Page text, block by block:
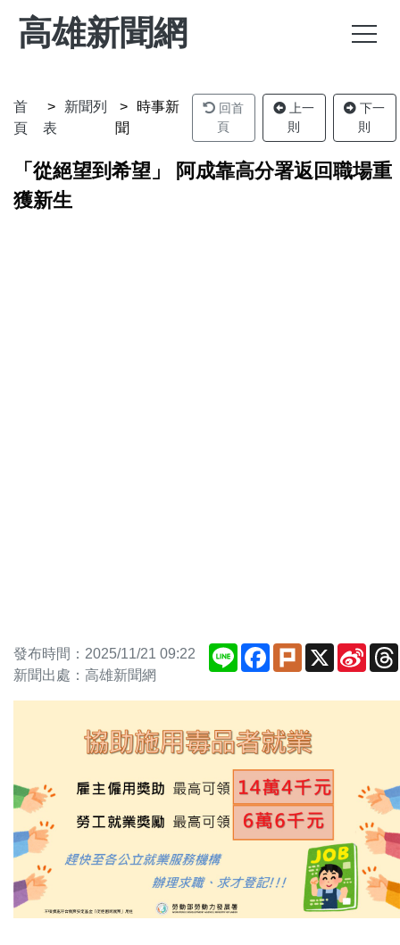
高雄新聞網
首
頁
新聞列
表
時事新
聞
回首
頁
上一
則
下一
則
「從絕望到希望」 阿成靠高分署返回職場重
獲新生
發布時間：2025/11/21 09:22
新聞出處：高雄新聞網
Line Facebook
Plurk X
Sina